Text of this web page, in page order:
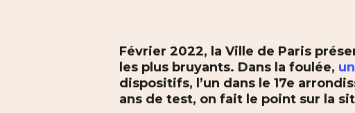
Février 2022, la Ville de Paris
les plus bruyants. Dans la foulée,
dispositifs, l’un dans le 17e
ans de test, on fait le point sur la